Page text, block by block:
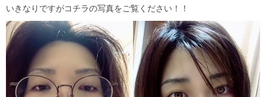
いきなりですがコチラの写真をご覧ください！！